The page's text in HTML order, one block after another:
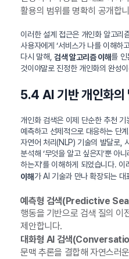
활용의 범위를 명확히 공개합
이러한 설계 접근은 개인화 알고리
사용자에게 ‘서비스가 나를 이해하
다시 말해, 검색 알고리즘 이해를 인
것이야말로 진정한 개인화의 완성
5.4 AI 기반 개인화의
개인화 검색은 이제 단순한 추천
예측하고 선제적으로 대응하는 단
자연어 처리(NLP) 기술의 발달로,
분석해 ‘무엇을 알고 싶은지’뿐 아
하는지’를 이해하게 되었습니다.
이해가 AI 기술과 만나 확장되는 대
예측형 검색(Predictive
행동을 기반으로 검색 질의 이
제안합니다.
대화형 AI 검색
문맥 추론을 결합해 자연스러